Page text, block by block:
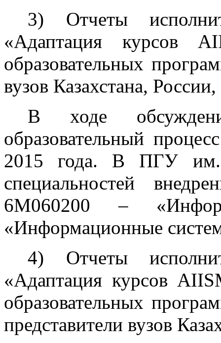
3) Отчеты
«Адаптация курсов
образовательных
вузов Казахстана,
В ходе
образовательный
2015 года. В ПГУ им.
специальностей
6М060200 –
«Информационные
4) Отчеты
«Адаптация курсов
образовательных
представители вузов